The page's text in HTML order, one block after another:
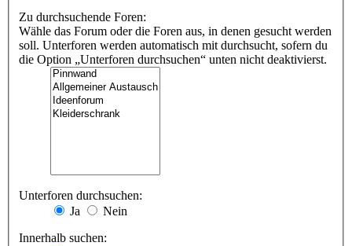
Zu durchsuchende Foren:
Wähle das Forum oder die Foren aus, in denen gesucht werden
soll. Unterforen werden automatisch mit durchsucht, sofern du
die Option „Unterforen durchsuchen“ unten nicht deaktivierst.
Unterforen durchsuchen:
Ja
Nein
Innerhalb suchen: